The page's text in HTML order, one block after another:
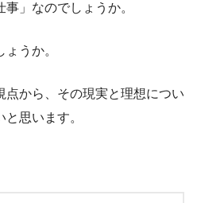
」なのでしょうか。
うか。
点から、その現実と理想につい
思います。